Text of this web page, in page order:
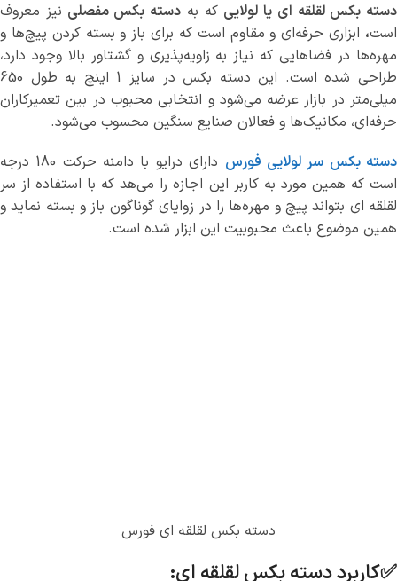
دسته بکس لقلقه ای یا لولایی که به دسته بکس مفصلی نیز معروف
است، ابزاری حرفه‌ای و مقاوم است که برای باز و بسته کردن پیچ‌ها و
مهره‌ها در فضاهایی که نیاز به زاویه‌پذیری و گشتاور بالا وجود دارد،
طراحی شده است. این دسته بکس در سایز 1 اینچ به طول 650
میلی‌متر در بازار عرضه می‌شود و انتخابی محبوب در بین تعمیرکاران
حرفه‌ای، مکانیک‌ها و فعالان صنایع سنگین محسوب می‌شود.
دسته بکس سر لولایی فورس
دارای درایو با دامنه حرکت 180 درجه
است که همین مورد به کاربر این اجازه را می‌هد که با استفاده از سر
لقلقه ای بتواند پیچ و مهره‌ها را در زوایای گوناگون باز و بسته نماید و
همین موضوع باعث محبوبیت این ابزار شده است.
دسته بکس لقلقه ای فورس
✅کاربرد دسته بکس لقلقه ای: